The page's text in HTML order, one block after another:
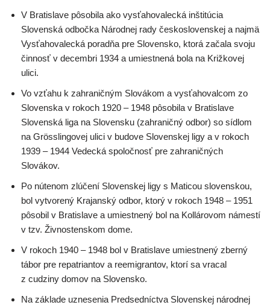
V Bratislave pôsobila ako vysťahovalecká inštitúcia
Slovenská odbočka Národnej rady československej a najmä
Vysťahovalecká poradňa pre Slovensko, ktorá začala svoju
činnosť v decembri 1934 a umiestnená bola na Križkovej
ulici.
Vo vzťahu k zahraničným Slovákom a vysťahovalcom zo
Slovenska v rokoch 1920 – 1948 pôsobila v Bratislave
Slovenská liga na Slovensku (zahraničný odbor) so sídlom
na Grösslingovej ulici v budove Slovenskej ligy a v rokoch
1939 – 1944 Vedecká spoločnosť pre zahraničných
Slovákov.
Po nútenom zlúčení Slovenskej ligy s Maticou slovenskou,
bol vytvorený Krajanský odbor, ktorý v rokoch 1948 – 1951
pôsobil v Bratislave a umiestnený bol na Kollárovom námestí
v tzv. Živnostenskom dome.
V rokoch 1940 – 1948 bol v Bratislave umiestnený zberný
tábor pre repatriantov a reemigrantov, ktorí sa vracal
z cudziny domov na Slovensko.
Na základe uznesenia Predsedníctva Slovenskej národnej